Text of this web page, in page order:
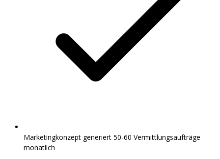
Marketingkonzept generiert 50-60 Vermittlungsaufträge
monatlich